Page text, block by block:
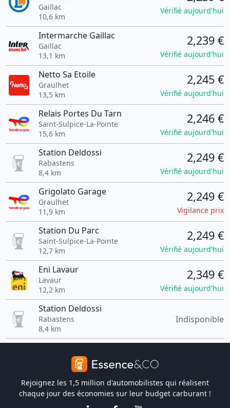
Gaillac
10,6 km
Vérifié aujourd'hui
Intermarche Gaillac
Gaillac
13,1 km
2,239 €
Vérifié aujourd'hui
Netto Sa Etoile
Graulhet
13,5 km
2,245 €
Vérifié aujourd'hui
Relais Portes Du Tarn
Saint-Sulpice-La-Pointe
15,6 km
2,246 €
Vérifié aujourd'hui
Station Deldossi
Rabastens
8,4 km
2,249 €
Vérifié aujourd'hui
Grigolato Garage
Graulhet
11,9 km
2,249 €
Vigilance prix
Station Du Parc
Saint-Sulpice-La-Pointe
12,7 km
2,249 €
Vérifié aujourd'hui
Eni Lavaur
Lavaur
12,2 km
2,349 €
Vérifié aujourd'hui
Station Deldossi
Rabastens
8,4 km
Indisponible
Rejoignez les 1,5 million d'automobilistes qui réalisent
chaque jour des économies sur leur budget carburant !